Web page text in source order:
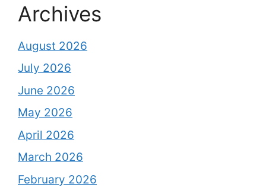
Archives
August 2026
July 2026
June 2026
May 2026
April 2026
March 2026
February 2026